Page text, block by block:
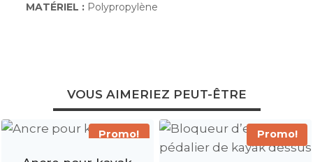
MATÉRIEL :Polypropylène
VOUS AIMERIEZ PEUT-ÊTRE
Promo! Promo!